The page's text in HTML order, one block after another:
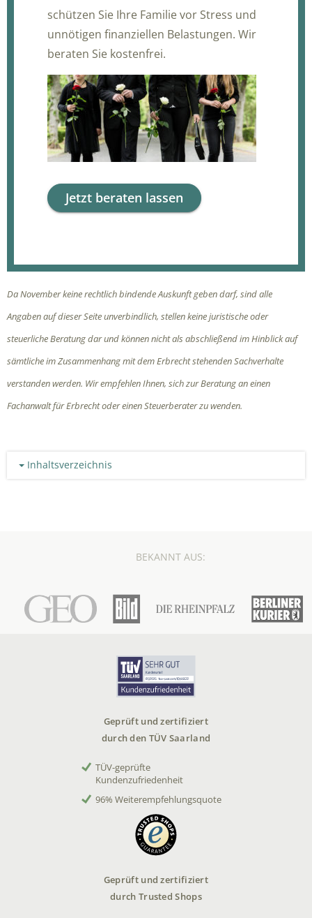
schützen Sie Ihre Familie vor Stress und
unnötigen finanziellen Belastungen. Wir
beraten Sie kostenfrei.
Jetzt beraten lassen
Da November keine rechtlich bindende Auskunft geben darf, sind alle
Angaben auf dieser Seite unverbindlich, stellen keine juristische oder
steuerliche Beratung dar und können nicht als abschließend im Hinblick auf
sämtliche im Zusammenhang mit dem Erbrecht stehenden Sachverhalte
verstanden werden. Wir empfehlen Ihnen, sich zur Beratung an einen
Fachanwalt für Erbrecht oder einen Steuerberater zu wenden.
Inhaltsverzeichnis
BEKANNT AUS:
Geprüft und zertifiziert
durch den TÜV Saarland
TÜV-geprüfte
Kundenzufriedenheit
96% Weiterempfehlungsquote
Geprüft und zertifiziert
durch Trusted Shops